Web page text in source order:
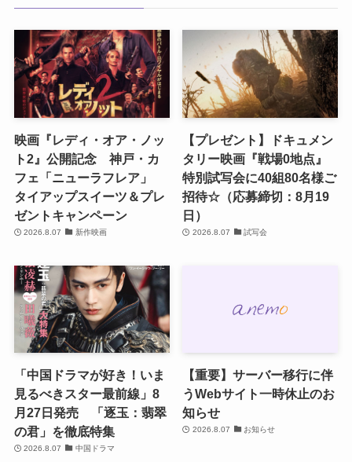
映画『レディ・オア・ノッ
ト2』公開記念 神戸・カ
フェ「ニューラフレア」
タイアップスイーツ＆プレ
ゼントキャンペーン
2026.8.07 新作映画
【プレゼント】ドキュメン
タリー映画『戦場0地点』
特別試写会に40組80名様ご
招待☆（応募締切：8月19
日）
2026.8.07 試写会
「中国ドラマが好き！いま
見るべきスター最前線」8
月27日発売 「逐玉：翡翠
の君」を徹底特集
2026.8.07 中国ドラマ
【重要】サーバー移行に伴
うWebサイト一時休止のお
知らせ
2026.8.07 お知らせ